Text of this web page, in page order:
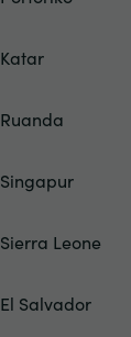
Katar
Ruanda
Singapur
Sierra Leone
El Salvador